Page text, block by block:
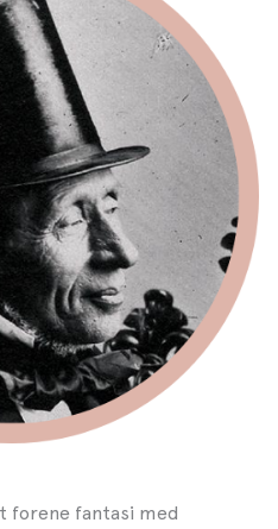
forene fantasi med